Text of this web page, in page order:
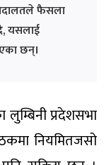
फैसला
यसलाई
छन्।
प्रदेशसभा
नियमितजसो